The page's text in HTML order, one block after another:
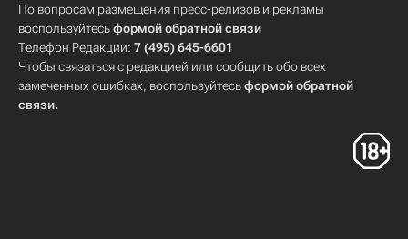
По вопросам размещения пресс-релизов и рекламы
воспользуйтесьформой обратной связи
Телефон Редакции: 7 (495) 645-6601
Чтобы связаться с редакцией или сообщить обо всех
замеченных ошибках, воспользуйтесьформой обратной
связи.